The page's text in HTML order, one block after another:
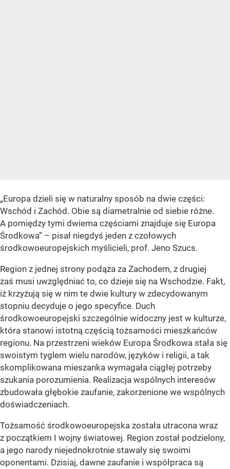
„Europa dzieli się w naturalny sposób na dwie części:
Wschód i Zachód. Obie są diametralnie od siebie różne.
A pomiędzy tymi dwiema częściami znajduje się Europa
Środkowa” – pisał niegdyś jeden z czołowych
środkowoeuropejskich myślicieli, prof. Jeno Szucs.
Region z jednej strony podąża za Zachodem, z drugiej
zaś musi uwzględniać to, co dzieje się na Wschodzie. Fakt,
iż krzyżują się w nim te dwie kultury w zdecydowanym
stopniu decyduje o jego specyfice. Duch
środkowoeuropejski szczególnie widoczny jest w kulturze,
która stanowi istotną częścią tożsamości mieszkańców
regionu. Na przestrzeni wieków Europa Środkowa stała się
swoistym tyglem wielu narodów, języków i religii, a tak
skomplikowana mieszanka wymagała ciągłej potrzeby
szukania porozumienia. Realizacja wspólnych interesów
zbudowała głębokie zaufanie, zakorzenione we wspólnych
doświadczeniach.
Tożsamość środkowoeuropejska została utracona wraz
z początkiem I wojny światowej. Region został podzielony,
a jego narody niejednokrotnie stawały się swoimi
oponentami. Dzisiaj, dawne zaufanie i współpraca są